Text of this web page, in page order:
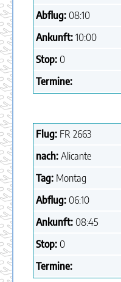
Abflug: 08:10
Ankunft: 10:00
Stop: 0
Termine:
Flug: FR 2663
nach: Alicante
Tag: Montag
Abflug: 06:10
Ankunft: 08:45
Stop: 0
Termine: